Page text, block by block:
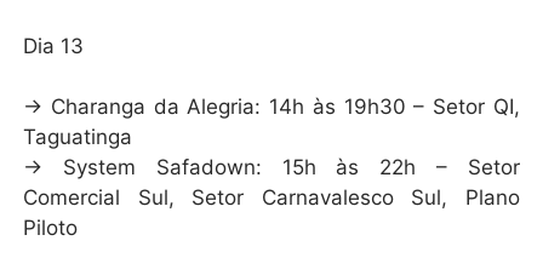
Dia 13
→ Charanga da Alegria: 14h às 19h30 – Setor QI,
Taguatinga
→ System Safadown: 15h às 22h – Setor
Comercial Sul, Setor Carnavalesco Sul, Plano
Piloto